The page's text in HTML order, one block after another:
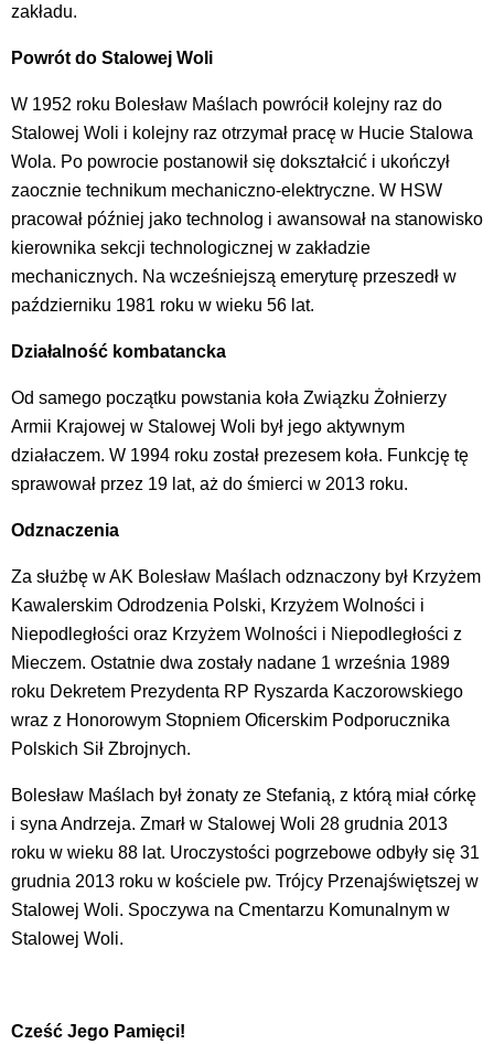
zakładu.
Powrót do Stalowej Woli
W 1952 roku Bolesław Maślach powrócił kolejny raz do
Stalowej Woli i kolejny raz otrzymał pracę w Hucie Stalowa
Wola. Po powrocie postanowił się dokształcić i ukończył
zaocznie technikum mechaniczno-elektryczne. W HSW
pracował później jako technolog i awansował na stanowisko
kierownika sekcji technologicznej w zakładzie
mechanicznych. Na wcześniejszą emeryturę przeszedł w
październiku 1981 roku w wieku 56 lat.
Działalność kombatancka
Od samego początku powstania koła Związku Żołnierzy
Armii Krajowej w Stalowej Woli był jego aktywnym
działaczem. W 1994 roku został prezesem koła. Funkcję tę
sprawował przez 19 lat, aż do śmierci w 2013 roku.
Odznaczenia
Za służbę w AK Bolesław Maślach odznaczony był Krzyżem
Kawalerskim Odrodzenia Polski, Krzyżem Wolności i
Niepodległości oraz Krzyżem Wolności i Niepodległości z
Mieczem. Ostatnie dwa zostały nadane 1 września 1989
roku Dekretem Prezydenta RP Ryszarda Kaczorowskiego
wraz z Honorowym Stopniem Oficerskim Podporucznika
Polskich Sił Zbrojnych.
Bolesław Maślach był żonaty ze Stefanią, z którą miał córkę
i syna Andrzeja. Zmarł w Stalowej Woli 28 grudnia 2013
roku w wieku 88 lat. Uroczystości pogrzebowe odbyły się 31
grudnia 2013 roku w kościele pw. Trójcy Przenajświętszej w
Stalowej Woli. Spoczywa na Cmentarzu Komunalnym w
Stalowej Woli.
Cześć Jego Pamięci!